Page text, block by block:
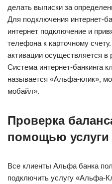
делать выписки за
Для подключения интернет-
интернет подключение и
телефона к карточному
активации осуществляется в
Система интернет-банкинга
называется «Альфа-клик»,
мобайл».
Проверка
помощью
Все клиенты Альфа банка
подключить услугу «Альфа-